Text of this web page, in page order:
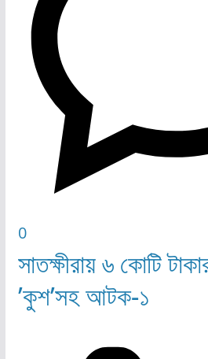
0
সাতক্ষীরায় ৬ কোটি
’কুশ’সহ আটক-১